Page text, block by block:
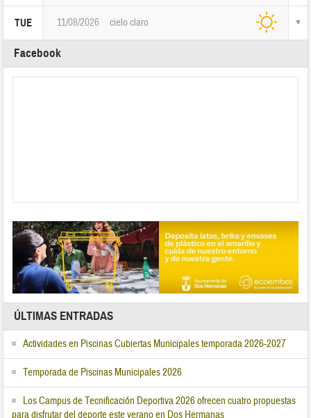
TUE 11/08/2026 cielo claro
Facebook
ÚLTIMAS ENTRADAS
Actividades en Piscinas Cubiertas Municipales temporada 2026-2027
Temporada de Piscinas Municipales 2026
Los Campus de Tecnificación Deportiva 2026 ofrecen cuatro propuestas
para disfrutar del deporte este verano en Dos Hermanas